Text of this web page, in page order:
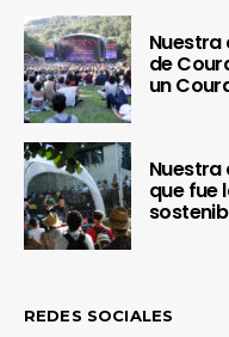
Nuestra
de
un
Nuestra
que fue
REDES SOCIALES